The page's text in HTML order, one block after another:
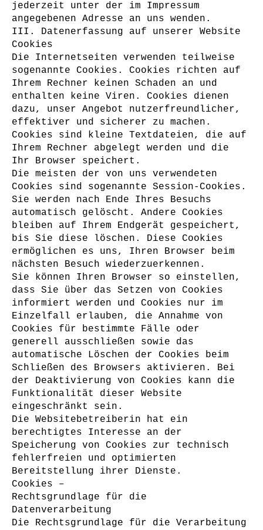
jederzeit unter der im Impressum
angegebenen Adresse an uns wenden.
III. Datenerfassung auf unserer Website
Cookies
Die Internetseiten verwenden teilweise
sogenannte Cookies. Cookies richten auf
Ihrem Rechner keinen Schaden an und
enthalten keine Viren. Cookies dienen
dazu, unser Angebot nutzerfreundlicher,
effektiver und sicherer zu machen.
Cookies sind kleine Textdateien, die auf
Ihrem Rechner abgelegt werden und die
Ihr Browser speichert.
Die meisten der von uns verwendeten
Cookies sind sogenannte Session-Cookies.
Sie werden nach Ende Ihres Besuchs
automatisch gelöscht. Andere Cookies
bleiben auf Ihrem Endgerät gespeichert,
bis Sie diese löschen. Diese Cookies
ermöglichen es uns, Ihren Browser beim
nächsten Besuch wiederzuerkennen.
Sie können Ihren Browser so einstellen,
dass Sie über das Setzen von Cookies
informiert werden und Cookies nur im
Einzelfall erlauben, die Annahme von
Cookies für bestimmte Fälle oder
generell ausschließen sowie das
automatische Löschen der Cookies beim
Schließen des Browsers aktivieren. Bei
der Deaktivierung von Cookies kann die
Funktionalität dieser Website
eingeschränkt sein.
Die Websitebetreiberin hat ein
berechtigtes Interesse an der
Speicherung von Cookies zur technisch
fehlerfreien und optimierten
Bereitstellung ihrer Dienste.
Cookies –
Rechtsgrundlage für die
Datenverarbeitung
Die Rechtsgrundlage für die Verarbeitung